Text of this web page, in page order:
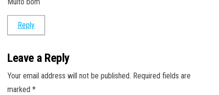
Reply
Leave a Reply
Your email address will not be published. Required fields are
marked *